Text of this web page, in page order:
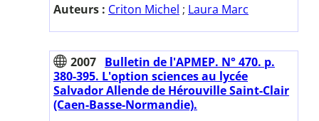
Auteurs : Criton Michel ; Laura Marc
2007 Bulletin de l'APMEP. N° 470. p.
380-395. L'option sciences au lycée
Salvador Allende de Hérouville Saint-Clair
(Caen-Basse-Normandie).